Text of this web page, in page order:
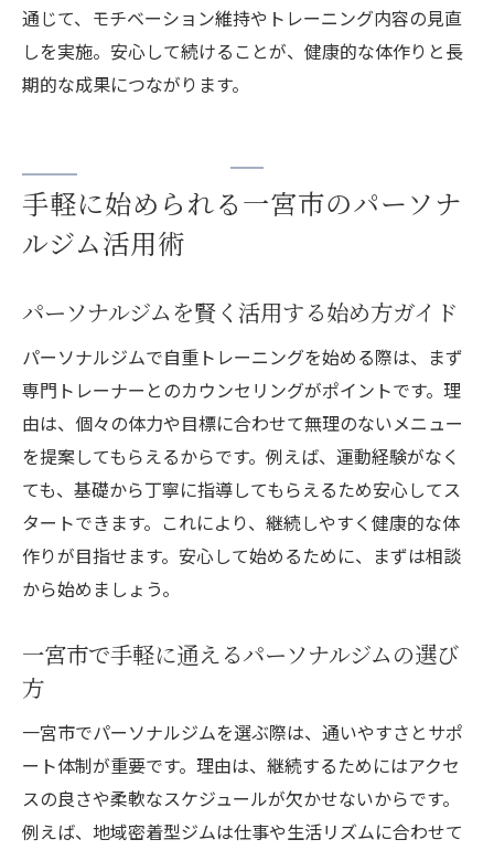
通じて、モチベーション維持やトレーニング内容の見直
しを実施。安心して続けることが、健康的な体作りと長
期的な成果につながります。
手軽に始められる一宮市のパーソナ
ルジム活用術
パーソナルジムを賢く活用する始め方ガイド
パーソナルジムで自重トレーニングを始める際は、まず
専門トレーナーとのカウンセリングがポイントです。理
由は、個々の体力や目標に合わせて無理のないメニュー
を提案してもらえるからです。例えば、運動経験がなく
ても、基礎から丁寧に指導してもらえるため安心してス
タートできます。これにより、継続しやすく健康的な体
作りが目指せます。安心して始めるために、まずは相談
から始めましょう。
一宮市で手軽に通えるパーソナルジムの選び
方
一宮市でパーソナルジムを選ぶ際は、通いやすさとサポ
ート体制が重要です。理由は、継続するためにはアクセ
スの良さや柔軟なスケジュールが欠かせないからです。
例えば、地域密着型ジムは仕事や生活リズムに合わせて